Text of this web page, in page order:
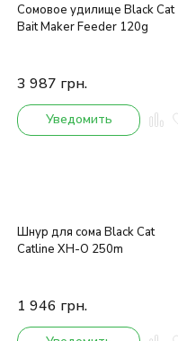
Сомовое удилище Black Cat
Bait Maker Feeder 120g
3 987 грн.
Уведомить
Шнур для сома Black Cat
Catline XH-O 250m
1 946 грн.